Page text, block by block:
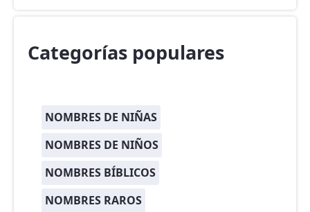
Categorías populares
NOMBRES DE NIÑAS
NOMBRES DE NIÑOS
NOMBRES BÍBLICOS
NOMBRES RAROS